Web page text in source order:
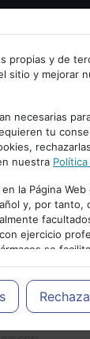
email.
propias y de
sitio y mejorar
necesarias
tu
nuestra
la Página
y, por tanto,
ejercicio
se
más